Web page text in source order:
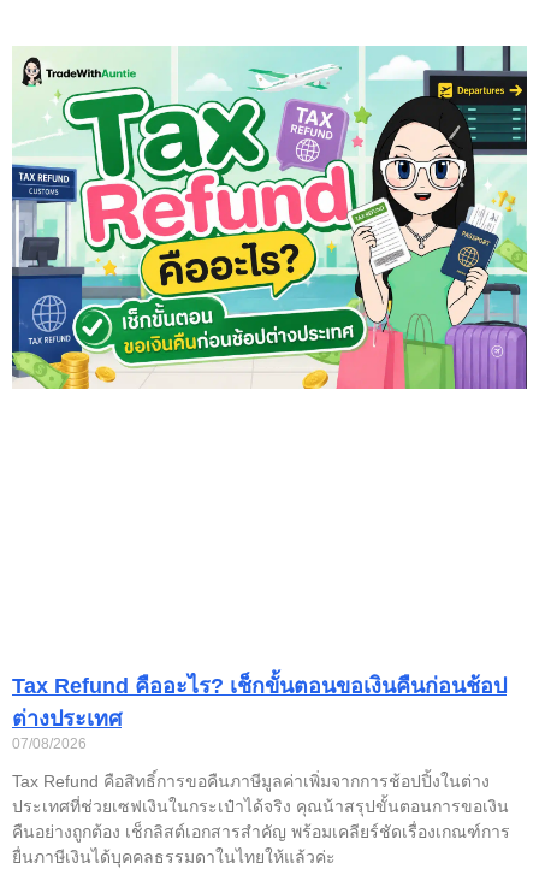
Tax Refund คืออะไร? เช็กขั้นตอนขอเงินคืนก่อนช้อป
ต่างประเทศ
07/08/2026
Tax Refund คือสิทธิ์การขอคืนภาษีมูลค่าเพิ่มจากการช้อปปิ้งในต่าง
ประเทศที่ช่วยเซฟเงินในกระเป๋าได้จริง คุณน้าสรุปขั้นตอนการขอเงิน
คืนอย่างถูกต้อง เช็กลิสต์เอกสารสำคัญ พร้อมเคลียร์ชัดเรื่องเกณฑ์การ
ยื่นภาษีเงินได้บุคคลธรรมดาในไทยให้แล้วค่ะ